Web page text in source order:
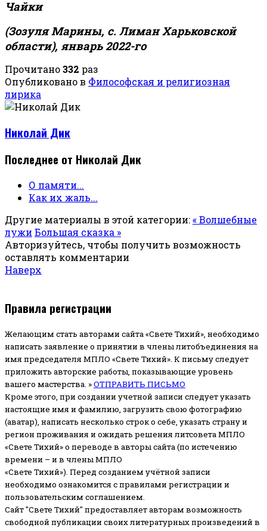
Чайки
(Зозуля Марины, с. ЛиманХарьковской
области), январь 2022-го
Прочитано332 раз
Опубликовано в Философская и религиозная
лирика
Николай Дик
Последнее от Николай Дик
О памяти...
Как их жаль...
Другие материалы в этой категории:« Волшебные
лужи Большая сказка »
Авторизуйтесь, чтобы получить возможность
оставлять комментарии
Наверх
Правила регистрации
Желающим стать авторами сайта «Свете Тихий», необходимо
написать заявление о принятии в члены литобъединения на
имя председателя МПЛО «Свете Тихий». К письму следует
приложить авторские работы, показывающие уровень
вашего мастерства. »ОТПРАВИТЬ ПИСЬМО
Кроме этого, при создании учетной записи следует указать
настоящие имя и фамилию, загрузить свою фотографию
(аватар), написать несколько строк о себе, указать страну и
регион проживания и ожидать решения литсовета МПЛО
«Свете Тихий» о переводе в авторы сайта (по истечению
времени – и в члены МПЛО
«Свете Тихий»). Перед созданием учётной записи
необходимо ознакомится с правилами регистрации и
пользовательским соглашением.
Сайт "Свете Тихий" предоставляет авторам возможность
свободной публикации своих литературных произведений в